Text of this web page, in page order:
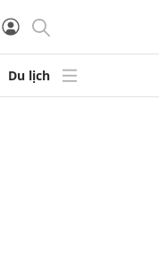
Du lịch